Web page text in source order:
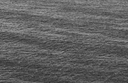
homepage